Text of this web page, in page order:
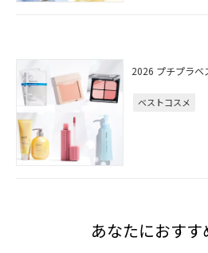
2026 プチプラベ
ベストコスメ
あなたにおす